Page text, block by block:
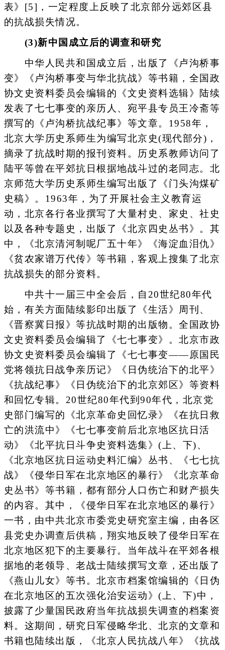
表》[5]，一定程度上反映了北京部分远郊区县
的抗战损失情况。
(3)新中国成立后的调查和研究
中华人民共和国成立后，出版了《卢沟桥事
变》《卢沟桥事变与华北抗战》等书籍，全国政
协文史资料委员会编辑的《文史资料选辑》陆续
发表了七七事变的亲历人、宛平县专员王冷斋等
撰写的《卢沟桥抗战纪事》等文章。1958年，
北京大学历史系师生为编写北京史(现代部分)，
摘录了抗战时期的报刊资料。历史系教师访问了
陆平等曾在平郊抗日根据地战斗过的老同志。北
京师范大学历史系师生编写出版了《门头沟煤矿
史稿》。1963年，为了开展社会主义教育运
动，北京各行各业撰写了大量村史、家史、社史
以及各种专题史，出版了《北京四史丛书》。其
中，《北京清河制呢厂五十年》《海淀血泪仇》
《贫农家谱万代传》等书籍，客观上搜集了北京
抗战损失的部分资料。
中共十一届三中全会后，自20世纪80年代
始，有关方面陆续影印出版了《生活》周刊、
《晋察冀日报》等抗战时期的出版物。全国政协
文史资料委员会编辑了《七七事变》。北京市政
协文史资料委员会编辑了《七七事变——原国民
党将领抗日战争亲历记》《日伪统治下的北平》
《抗战纪事》《日伪统治下的北京郊区》等资料
和回忆专辑。20世纪80年代到90年代，北京党
史部门编写的《北京革命史回忆录》《在抗日救
亡的洪流中》《七七事变前后北京地区抗日活
动》《北平抗日斗争史资料选集》(上、下)、
《北京地区抗日运动史料汇编》丛书、《七七抗
战》《侵华日军在北京地区的暴行》《北京革命
史丛书》等书籍，都有部分人口伤亡和财产损失
的内容。其中，《侵华日军在北京地区的暴行》
一书，由中共北京市委党史研究室主编，由各区
县党史办调查后供稿，翔实地反映了侵华日军在
北京地区犯下的主要暴行。当年战斗在平郊各根
据地的老领导、老战士陆续撰写文章，还出版了
《燕山儿女》等书。北京市档案馆编辑的《日伪
在北京地区的五次强化治安运动》(上、下)中，
披露了少量国民政府当年抗战损失调查的档案资
料。这期间，研究日军侵略华北、北京的文章和
书籍也陆续出版，《北京人民抗战八年》《抗战